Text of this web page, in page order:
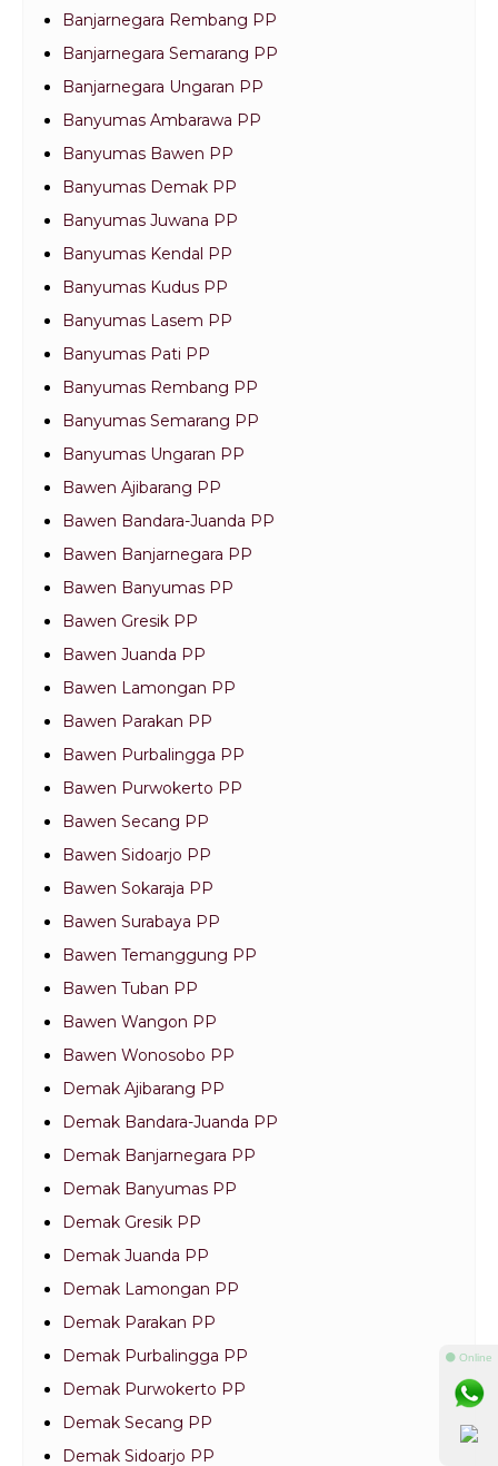
Banjarnegara Rembang PP
Banjarnegara Semarang PP
Banjarnegara Ungaran PP
Banyumas Ambarawa PP
Banyumas Bawen PP
Banyumas Demak PP
Banyumas Juwana PP
Banyumas Kendal PP
Banyumas Kudus PP
Banyumas Lasem PP
Banyumas Pati PP
Banyumas Rembang PP
Banyumas Semarang PP
Banyumas Ungaran PP
Bawen Ajibarang PP
Bawen Bandara-Juanda PP
Bawen Banjarnegara PP
Bawen Banyumas PP
Bawen Gresik PP
Bawen Juanda PP
Bawen Lamongan PP
Bawen Parakan PP
Bawen Purbalingga PP
Bawen Purwokerto PP
Bawen Secang PP
Bawen Sidoarjo PP
Bawen Sokaraja PP
Bawen Surabaya PP
Bawen Temanggung PP
Bawen Tuban PP
Bawen Wangon PP
Bawen Wonosobo PP
Demak Ajibarang PP
Demak Bandara-Juanda PP
Demak Banjarnegara PP
Demak Banyumas PP
Demak Gresik PP
Demak Juanda PP
Demak Lamongan PP
Demak Parakan PP
Demak Purbalingga PP
Demak Purwokerto PP
Demak Secang PP
Demak Sidoarjo PP
⚫ Online